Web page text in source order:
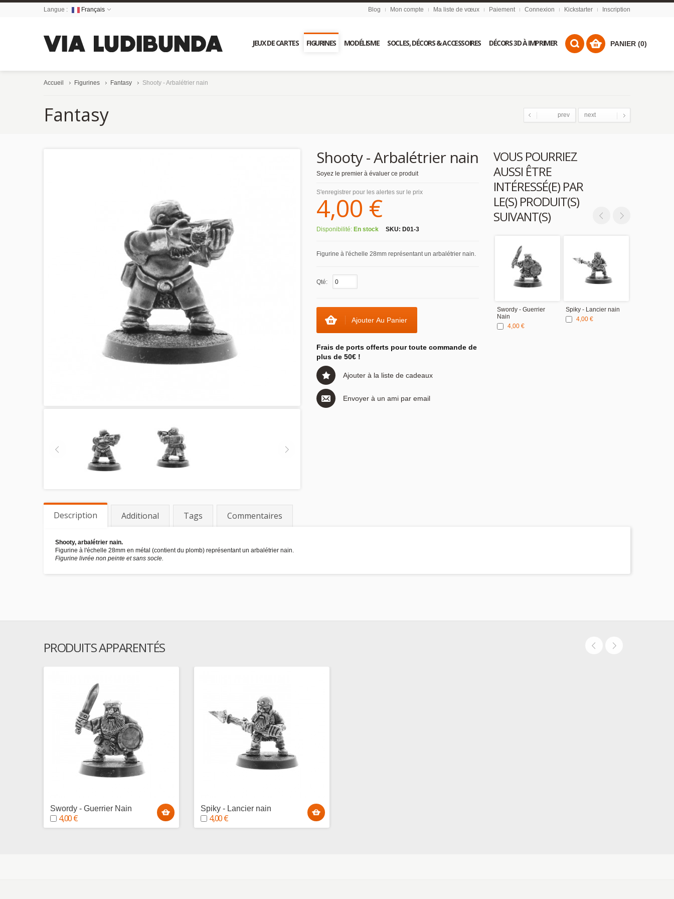
Langue : Français Blog Mon compte Ma liste de vœux Paiement Connexion Kickstarter Inscription
JEUX DE CARTES FIGURINES MODÉLISME SOCLES, DÉCORS & ACCESSOIRES DÉCORS 3D À IMPRIMER PANIER (0)
Accueil Figurines Fantasy Shooty - Arbalétrier nain
next
prev
Fantasy
VOUS POURRIEZ
AUSSI ÊTRE
INTÉRESSÉ(E) PAR
LE(S) PRODUIT(S)
SUIVANT(S)
Swordy - Guerrier
Nain
4,00 €
Spiky - Lancier nain
4,00 €
Shooty - Arbalétrier nain
Soyez le premier à évaluer ce produit
S'enregistrer pour les alertes sur le prix
4,00 €
Disponibilité: En stock SKU: D01-3
Figurine à l'échelle 28mm représentant un arbalétrier nain.
Qté:
Ajouter Au Panier
Frais de ports offerts pour toute commande de
plus de 50€ !
Ajouter à la liste de cadeaux
Envoyer à un ami par email
Description Additional Tags Commentaires
Shooty, arbalétrier nain.
Figurine à l'échelle 28mm en métal (contient du plomb) représentant un arbalétrier nain.
Figurine livrée non peinte et sans socle.
PRODUITS APPARENTÉS
Swordy - Guerrier Nain
4,00 €
Spiky - Lancier nain
4,00 €